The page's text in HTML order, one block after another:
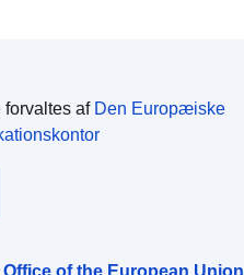
forvaltes af Den Europæiske
of the European Union